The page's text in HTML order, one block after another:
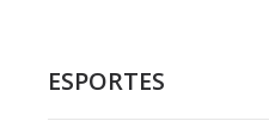
ESPORTES